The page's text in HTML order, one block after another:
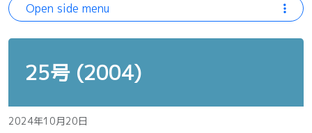
25号 (2004)
2024年10月20日
Open side menu